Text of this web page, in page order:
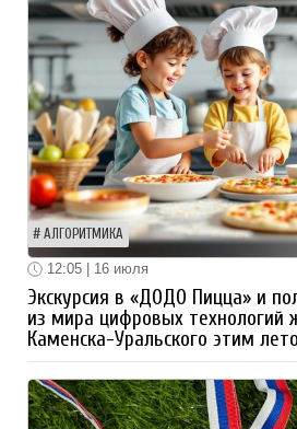
АЛГОРИТМИКА
12:05 | 16 июля
Экскурсия в «ДОДО Пицца» и
из мира цифровых технологий
Каменска-Уральского этим